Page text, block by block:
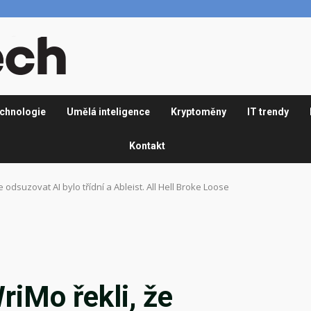
Umělá inteligence Kryptoměny IT trendy
Kontakt
odsuzovat AI bylo třídní a Ableist. All Hell Broke Loose
řekli, že